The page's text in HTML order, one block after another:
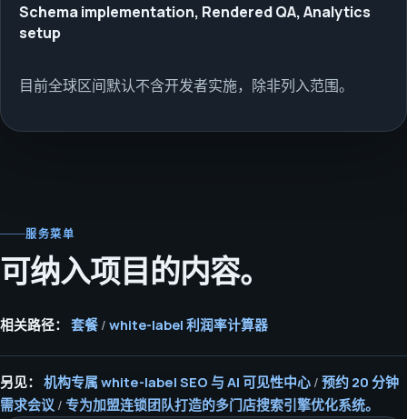
Schema implementation, Rendered QA, Analytics
setup
目前全球区间默认不含开发者实施，除非列入范围。
服务菜单
可纳入项目的内容。
相关路径： 套餐 / white-label 利润率计算器
另见： 机构专属 white-label SEO 与 AI 可见性中心 / 预约 20 分钟
需求会议 / 专为加盟连锁团队打造的多门店搜索引擎优化系统。